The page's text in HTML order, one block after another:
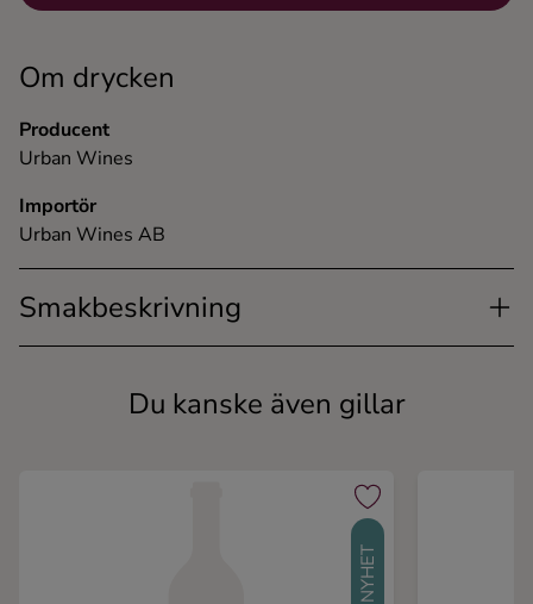
Om drycken
Producent
Urban Wines
Importör
Urban Wines AB
Smakbeskrivning
Du kanske även gillar
NYHET